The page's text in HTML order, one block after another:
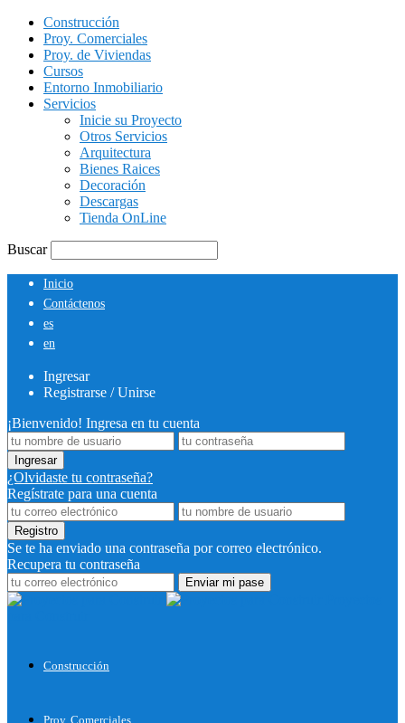
Construcción
Proy. Comerciales
Proy. de Viviendas
Cursos
Entorno Inmobiliario
Servicios
Inicie su Proyecto
Otros Servicios
Arquitectura
Bienes Raices
Decoración
Descargas
Tienda OnLine
Buscar
Inicio
Contáctenos
es
en
Ingresar
Registrarse / Unirse
¡Bienvenido! Ingresa en tu cuenta
¿Olvidaste tu contraseña?
Regístrate para una cuenta
Se te ha enviado una contraseña por correo electrónico.
Recupera tu contraseña
Construcción
Proy. Comerciales